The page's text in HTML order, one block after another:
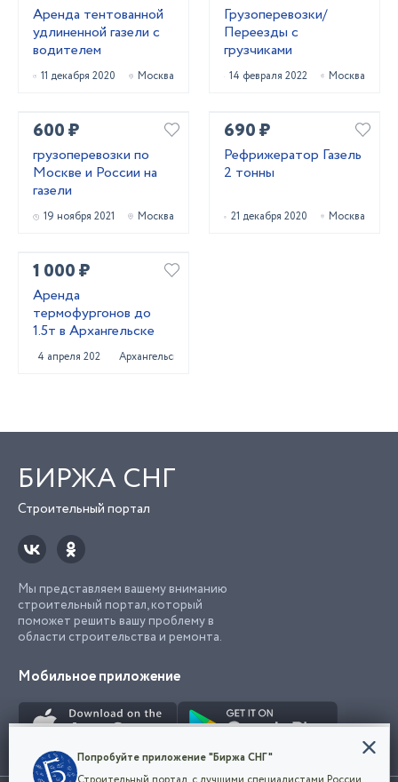
Аренда тентованной
удлиненной газели с
водителем
11 декабря 2020 Москва
Грузоперевозки/
Переезды с
грузчиками
14 февраля 2022 Москва
600 ₽
грузоперевозки по
Москве и России на
газели
19 ноября 2021 Москва
690 ₽
Рефрижератор Газель
2 тонны
21 декабря 2020 Москва
1 000 ₽
Аренда
термофургонов до
1.5т в Архангельске
4 апреля 2025 Архангельск
БИРЖА СНГ
Строительный портал
Мы представляем вашему вниманию
строительный портал, который
поможет решить вашу проблему в
области строительства и ремонта.
Мобильное приложение
Конфиденциальность
Мы используем файлы cookie, чтобы сделать
Попробуйте приложение "Биржа СНГ"